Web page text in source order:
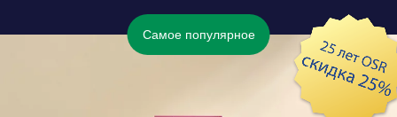
Самое популярное